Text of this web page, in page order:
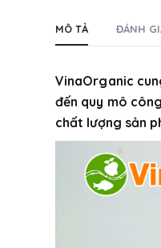
MÔ TẢ ĐÁNH
VinaOrganic
đến quy mô
chất lượng sản